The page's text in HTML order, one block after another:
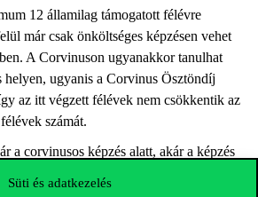
Süti és adatkezelés
12 államilag támogatott félévre
már csak önköltséges képzésen vehet
A Corvinuson ugyanakkor tanulhat
helyen, ugyanis a Corvinus Ösztöndíj
az itt végzett félévek nem csökkentik az
számát.
a corvinusos képzés alatt, akár a képzés